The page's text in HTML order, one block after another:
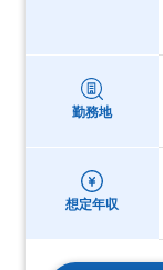
勤務地
想定年収